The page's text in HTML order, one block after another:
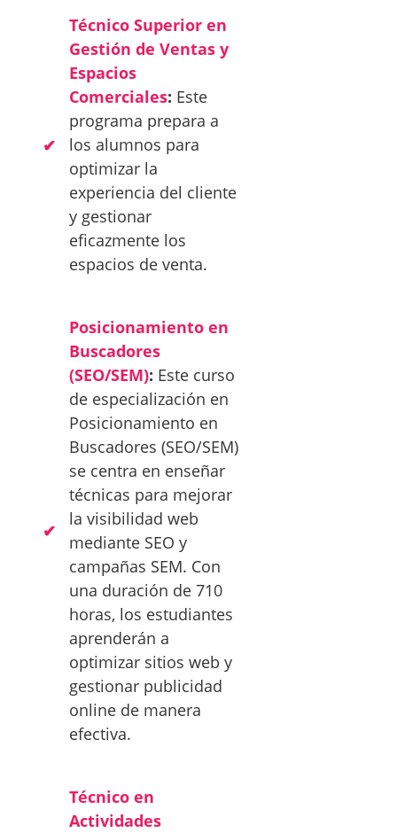
Técnico Superior en
Gestión de Ventas y
Espacios
Comerciales: Este
programa prepara a
los alumnos para
optimizar la
experiencia del cliente
y gestionar
eficazmente los
espacios de venta.
Posicionamiento en
Buscadores
(SEO/SEM): Este curso
de especialización en
Posicionamiento en
Buscadores (SEO/SEM)
se centra en enseñar
técnicas para mejorar
la visibilidad web
mediante SEO y
campañas SEM. Con
una duración de 710
horas, los estudiantes
aprenderán a
optimizar sitios web y
gestionar publicidad
online de manera
efectiva.
Técnico en
Actividades